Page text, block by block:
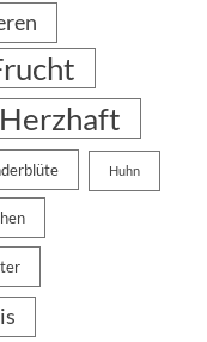
Herzhaft
Huhn